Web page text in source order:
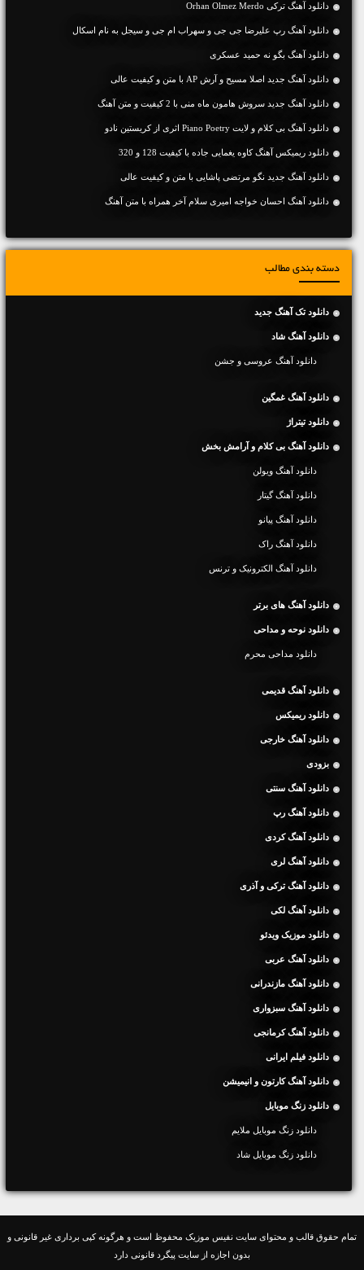
دانلود آهنگ ترکی Orhan Olmez Merdo
دانلود آهنگ رپ علیرضا جی جی و سهراب ام جی و سیجل به نام اسکال
دانلود آهنگ بگو نه حمید عسکری
دانلود آهنگ جديد اصلا مسیح و آرش AP با متن و کیفیت عالی
دانلود آهنگ جديد سروش هامون ماه منی با 2 کیفیت و متن آهنگ
دانلود آهنگ بی کلام و لایت Piano Poetry اثری از کریستین نادو
دانلود ریمیکس آهنگ کاوه یغمایی جاده با کیفیت 128 و 320
دانلود آهنگ جديد نگو مرتضی پاشایی با متن و کیفیت عالی
دانلود آهنگ احسان خواجه امیری سلام آخر همراه با متن آهنگ
دسته بندی مطالب
دانلود تک آهنگ جدید
دانلود آهنگ شاد
دانلود آهنگ عروسی و جشن
دانلود آهنگ غمگین
دانلود تیتراژ
دانلود آهنگ بی کلام و آرامش بخش
دانلود آهنگ ویولن
دانلود آهنگ گیتار
دانلود آهنگ پیانو
دانلود آهنگ راک
دانلود آهنگ الکترونیک و ترنس
دانلود آهنگ های برتر
دانلود نوحه و مداحی
دانلود مداحی محرم
دانلود آهنگ قدیمی
دانلود ریمیکس
دانلود آهنگ خارجی
بزودی
دانلود آهنگ سنتی
دانلود آهنگ رپ
دانلود آهنگ کردی
دانلود آهنگ لری
دانلود آهنگ ترکی و آذری
دانلود آهنگ لکی
دانلود موزیک ویدئو
دانلود آهنگ عربی
دانلود آهنگ مازندرانی
دانلود آهنگ سبزواری
دانلود آهنگ کرمانجی
دانلود فیلم ایرانی
دانلود آهنگ کارتون و انیمیشن
دانلود زنگ موبایل
دانلود زنگ موبایل ملایم
دانلود زنگ موبایل شاد
تمام حقوق قالب و محتوای سایت نفیس موزیک محفوظ است و هرگونه کپی برداری غیر قانونی و
بدون اجازه از سایت پیگرد قانونی دارد